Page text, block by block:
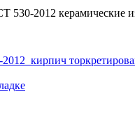
2012 керамические